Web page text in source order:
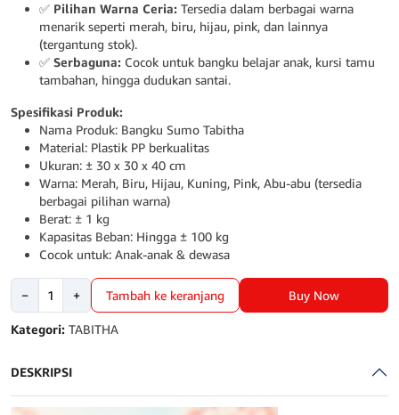
✅ Pilihan Warna Ceria: Tersedia dalam berbagai warna
menarik seperti merah, biru, hijau, pink, dan lainnya
(tergantung stok).
✅ Serbaguna: Cocok untuk bangku belajar anak, kursi tamu
tambahan, hingga dudukan santai.
Spesifikasi Produk:
Nama Produk: Bangku Sumo Tabitha
Material: Plastik PP berkualitas
Ukuran: ± 30 x 30 x 40 cm
Warna: Merah, Biru, Hijau, Kuning, Pink, Abu-abu (tersedia
berbagai pilihan warna)
Berat: ± 1 kg
Kapasitas Beban: Hingga ± 100 kg
Cocok untuk: Anak-anak & dewasa
−
Kuantitas
SUMO
+ Tambah ke keranjang Buy Now
Kategori: TABITHA
DESKRIPSI